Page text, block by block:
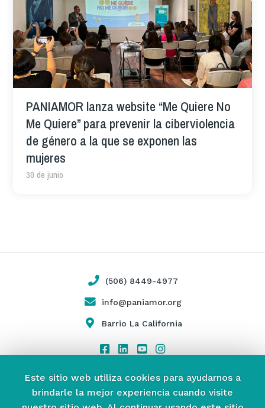
PANIAMOR lanza website “Me Quiere No
Me Quiere” para prevenir la ciberviolencia
de género a la que se exponen las
mujeres
30 de junio
(506) 8449-4977
info@paniamor.org
Barrio La California
Este sitio web utiliza cookies para ayudarnos a
brindarle la mejor experiencia cuando visite